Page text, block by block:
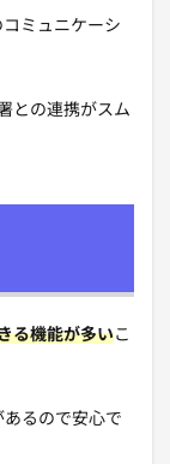
ミュニケーシ
との連携がスム
る機能が多いこ
るので安心で